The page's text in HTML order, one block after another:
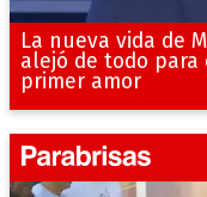
La nueva vida de
alejó de todo para
primer amor